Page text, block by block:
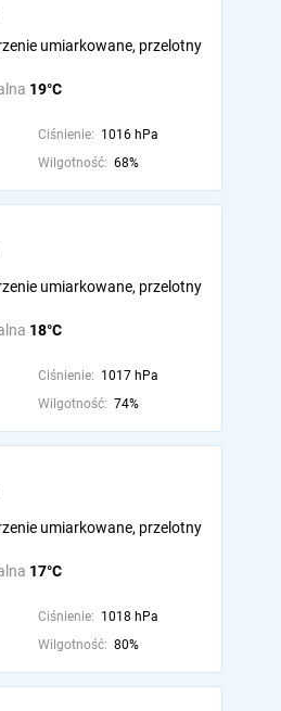
19°C
umiarkowane, przelotny
Ciśnienie: 1016 hPa
Wilgotność: 68%
18°C
umiarkowane, przelotny
Ciśnienie: 1017 hPa
Wilgotność: 74%
17°C
umiarkowane, przelotny
Ciśnienie: 1018 hPa
Wilgotność: 80%